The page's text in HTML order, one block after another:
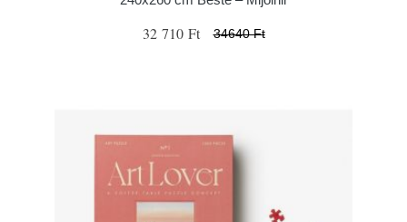
32 710 Ft 34640 Ft